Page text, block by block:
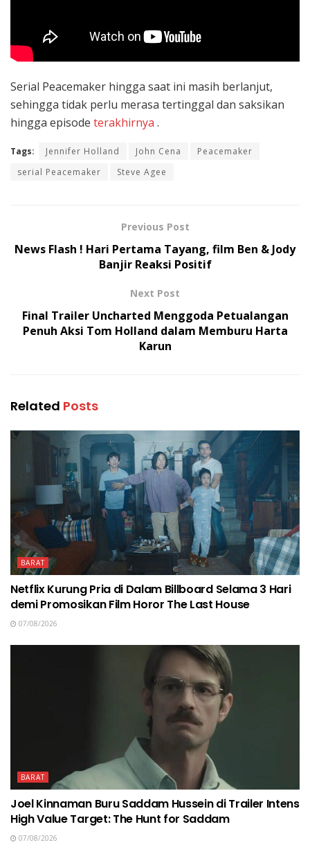
Serial Peacemaker hingga saat ini masih berlanjut,
sehingga tidak perlu merasa tertinggal dan saksikan
hingga episode terakhirnya .
Tags: Jennifer Holland John Cena
Peacemaker
serial Peacemaker
Steve Agee
Previous Post
News Flash ! Hari Pertama Tayang, film Ben & Jody
Banjir Reaksi Positif
Next Post
Final Trailer Uncharted Menggoda Petualangan
Penuh Aksi Tom Holland dalam Memburu Harta
Karun
Related Posts
BARAT
Netflix Kurung Pria di Dalam Billboard Selama 3 Hari
demi Promosikan Film Horor The Last House
07/08/2026
BARAT
Joel Kinnaman Buru Saddam Hussein di Trailer Intens
High Value Target: The Hunt for Saddam
07/08/2026